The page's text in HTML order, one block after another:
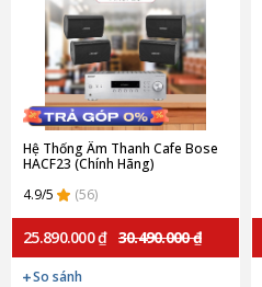
Hệ Thống Âm Thanh Cafe Bose
HACF23 (Chính Hãng)
4.9/5
(56)
25.890.000 ₫ 30.490.000 ₫
So sánh